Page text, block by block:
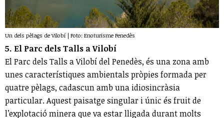
Un dels pèlags de Vilobí | Foto: Enoturisme Penedès
5. El Parc dels Talls a Vilobí
El Parc dels Talls a Vilobí del Penedès, és una zona amb
unes característiques ambientals pròpies formada per
quatre pèlags, cadascun amb una idiosincràsia
particular. Aquest paisatge singular i únic és fruit de
l’explotació minera que va estar lligada durant molts